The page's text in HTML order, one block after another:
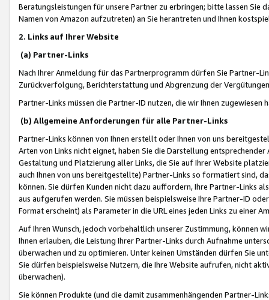
Beratungsleistungen für unsere Partner zu erbringen; bitte lassen Sie
Namen von Amazon aufzutreten) an Sie herantreten und Ihnen
2. Links auf Ihrer Website
(a) Partner-Links
Nach Ihrer Anmeldung für das Partnerprogramm dürfen Sie Partner-
Zurückverfolgung, Berichterstattung und Abgrenzung der
Partner-Links müssen die Partner-ID nutzen, die wir Ihnen zugewiesen
(b) Allgemeine Anforderungen für alle Partner-Links
Partner-Links können von Ihnen erstellt oder Ihnen von uns
Arten von Links nicht eignet, haben Sie die Darstellung
Gestaltung und Platzierung aller Links, die Sie auf Ihrer Website
auch Ihnen von uns bereitgestellte) Partner-Links so formatiert sind,
können. Sie dürfen Kunden nicht dazu auffordern, Ihre Partner-Links
aus aufgerufen werden. Sie müssen beispielsweise Ihre Partner-ID
Format erscheint) als Parameter in die URL eines jeden Links zu einer
Auf Ihren Wunsch, jedoch vorbehaltlich unserer Zustimmung, können
Ihnen erlauben, die Leistung Ihrer Partner-Links durch Aufnahme
überwachen und zu optimieren. Unter keinen Umständen dürfen Sie
Sie dürfen beispielsweise Nutzern, die Ihre Website aufrufen, nicht
überwachen).
Sie können Produkte (und die damit zusammenhängenden Partner-